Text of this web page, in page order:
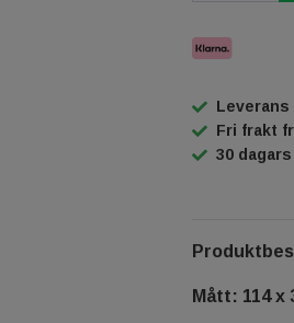
Leverans
Fri frakt
30
Mått: 114 x